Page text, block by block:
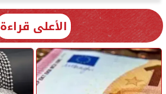
الأعلى قراءة